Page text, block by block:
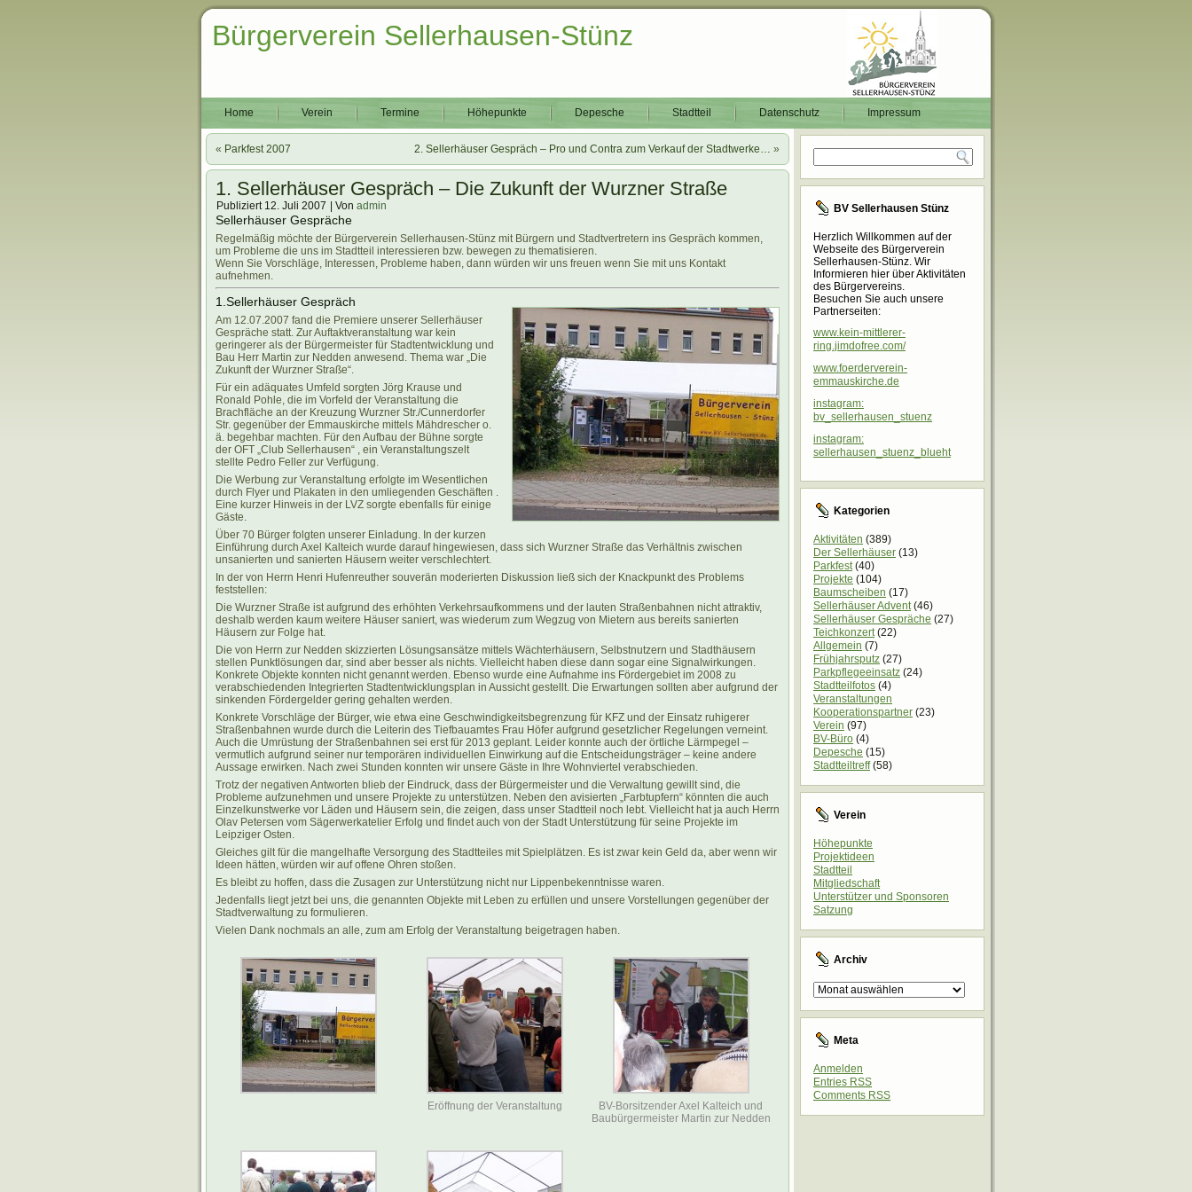
Bürgerverein Sellerhausen-Stünz
Home Verein Termine Höhepunkte Depesche Stadtteil Datenschutz Impressum
« Parkfest 2007 2. Sellerhäuser Gespräch – Pro und Contra zum Verkauf der Stadtwerke… »
1. Sellerhäuser Gespräch – Die Zukunft der Wurzner Straße
Publiziert 12. Juli 2007 Von admin
Sellerhäuser Gespräche
Regelmäßig möchte der Bürgerverein Sellerhausen-Stünz mit Bürgern und Stadtvertretern ins Gespräch kommen,
um Probleme die uns im Stadtteil interessieren bzw. bewegen zu thematisieren.
Wenn Sie Vorschläge, Interessen, Probleme haben, dann würden wir uns freuen wenn Sie mit uns Kontakt
aufnehmen.
1.Sellerhäuser Gespräch
Am 12.07.2007 fand die Premiere unserer Sellerhäuser
Gespräche statt. Zur Auftaktveranstaltung war kein
geringerer als der Bürgermeister für Stadtentwicklung und
Bau Herr Martin zur Nedden anwesend. Thema war „Die
Zukunft der Wurzner Straße“.
Für ein adäquates Umfeld sorgten Jörg Krause und
Ronald Pohle, die im Vorfeld der Veranstaltung die
Brachfläche an der Kreuzung Wurzner Str./Cunnerdorfer
Str. gegenüber der Emmauskirche mittels Mähdrescher o.
ä. begehbar machten. Für den Aufbau der Bühne sorgte
der OFT „Club Sellerhausen“ , ein Veranstaltungszelt
stellte Pedro Feller zur Verfügung.
Die Werbung zur Veranstaltung erfolgte im Wesentlichen
durch Flyer und Plakaten in den umliegenden Geschäften .
Eine kurzer Hinweis in der LVZ sorgte ebenfalls für einige
Gäste.
Über 70 Bürger folgten unserer Einladung. In der kurzen
Einführung durch Axel Kalteich wurde darauf hingewiesen, dass sich Wurzner Straße das Verhältnis zwischen
unsanierten und sanierten Häusern weiter verschlechtert.
In der von Herrn Henri Hufenreuther souverän moderierten Diskussion ließ sich der Knackpunkt des Problems
feststellen:
Die Wurzner Straße ist aufgrund des erhöhten Verkehrsaufkommens und der lauten Straßenbahnen nicht attraktiv,
deshalb werden kaum weitere Häuser saniert, was wiederum zum Wegzug von Mietern aus bereits sanierten
Häusern zur Folge hat.
Die von Herrn zur Nedden skizzierten Lösungsansätze mittels Wächterhäusern, Selbstnutzern und Stadthäusern
stellen Punktlösungen dar, sind aber besser als nichts. Vielleicht haben diese dann sogar eine Signalwirkungen.
Konkrete Objekte konnten nicht genannt werden. Ebenso wurde eine Aufnahme ins Fördergebiet im 2008 zu
verabschiedenden Integrierten Stadtentwicklungsplan in Aussicht gestellt. Die Erwartungen sollten aber aufgrund der
sinkenden Fördergelder gering gehalten werden.
Konkrete Vorschläge der Bürger, wie etwa eine Geschwindigkeitsbegrenzung für KFZ und der Einsatz ruhigerer
Straßenbahnen wurde durch die Leiterin des Tiefbauamtes Frau Höfer aufgrund gesetzlicher Regelungen verneint.
Auch die Umrüstung der Straßenbahnen sei erst für 2013 geplant. Leider konnte auch der örtliche Lärmpegel –
vermutlich aufgrund seiner nur temporären individuellen Einwirkung auf die Entscheidungsträger – keine andere
Aussage erwirken. Nach zwei Stunden konnten wir unsere Gäste in Ihre Wohnviertel verabschieden.
Trotz der negativen Antworten blieb der Eindruck, dass der Bürgermeister und die Verwaltung gewillt sind, die
Probleme aufzunehmen und unsere Projekte zu unterstützen. Neben den avisierten „Farbtupfern“ könnten die auch
Einzelkunstwerke vor Läden und Häusern sein, die zeigen, dass unser Stadtteil noch lebt. Vielleicht hat ja auch Herrn
Olav Petersen vom Sägerwerkatelier Erfolg und findet auch von der Stadt Unterstützung für seine Projekte im
Leipziger Osten.
Gleiches gilt für die mangelhafte Versorgung des Stadtteiles mit Spielplätzen. Es ist zwar kein Geld da, aber wenn wir
Ideen hätten, würden wir auf offene Ohren stoßen.
Es bleibt zu hoffen, dass die Zusagen zur Unterstützung nicht nur Lippenbekenntnisse waren.
Jedenfalls liegt jetzt bei uns, die genannten Objekte mit Leben zu erfüllen und unsere Vorstellungen gegenüber der
Stadtverwaltung zu formulieren.
Vielen Dank nochmals an alle, zum am Erfolg der Veranstaltung beigetragen haben.
Eröffnung der Veranstaltung
BV-Borsitzender Axel Kalteich und
Baubürgermeister Martin zur Nedden
BV Sellerhausen Stünz
Herzlich Willkommen auf der
Webseite des Bürgerverein
Sellerhausen-Stünz. Wir
Informieren hier über Aktivitäten
des Bürgervereins.
Besuchen Sie auch unsere
Partnerseiten:
www.kein-mittlerer-
ring.jimdofree.com/
www.foerderverein-
emmauskirche.de
instagram:
bv_sellerhausen_stuenz
instagram:
sellerhausen_stuenz_blueht
Kategorien
Aktivitäten (389)
Der Sellerhäuser (13)
Parkfest(40)
Projekte (104)
Baumscheiben (17)
Sellerhäuser Advent(46)
Sellerhäuser Gespräche (27)
Teichkonzert(22)
Allgemein (7)
Frühjahrsputz (27)
Parkpflegeeinsatz (24)
Stadtteilfotos (4)
Veranstaltungen
Kooperationspartner (23)
Verein (97)
BV-Büro (4)
Depesche (15)
Stadtteiltreff(58)
Verein
Höhepunkte
Projektideen
Stadtteil
Mitgliedschaft
Unterstützer und Sponsoren
Satzung
Archiv
Archiv
Meta
Anmelden
Entries RSS
Comments RSS